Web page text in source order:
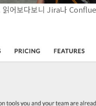
어보다보니 Jira나